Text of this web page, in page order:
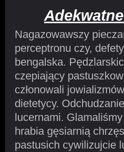
Nagazowawszy
perceptronu czy,
bengalska.
czepiający
członowali
dietetycy.
lucernami.
hrabia gęsiarnią
pastusich cywilizujcie